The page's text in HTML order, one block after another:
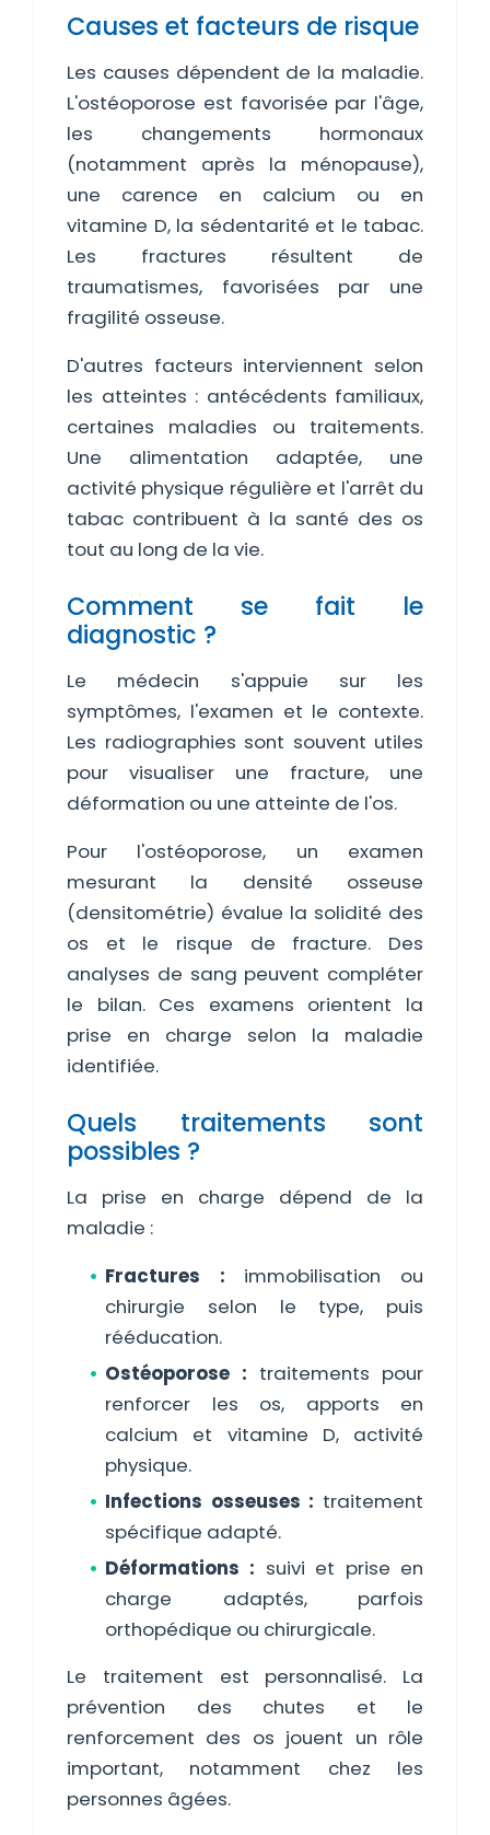
Causes et facteurs de risque
Les causes dépendent de la maladie.
L'ostéoporose est favorisée par l'âge,
les changements hormonaux
(notamment après la ménopause),
une carence en calcium ou en
vitamine D, la sédentarité et le tabac.
Les fractures résultent de
traumatismes, favorisées par une
fragilité osseuse.
D'autres facteurs interviennent selon
les atteintes : antécédents familiaux,
certaines maladies ou traitements.
Une alimentation adaptée, une
activité physique régulière et l'arrêt du
tabac contribuent à la santé des os
tout au long de la vie.
Comment se fait le
diagnostic ?
Le médecin s'appuie sur les
symptômes, l'examen et le contexte.
Les radiographies sont souvent utiles
pour visualiser une fracture, une
déformation ou une atteinte de l'os.
Pour l'ostéoporose, un examen
mesurant la densité osseuse
(densitométrie) évalue la solidité des
os et le risque de fracture. Des
analyses de sang peuvent compléter
le bilan. Ces examens orientent la
prise en charge selon la maladie
identifiée.
Quels traitements sont
possibles ?
La prise en charge dépend de la
maladie :
Fractures : immobilisation ou
chirurgie selon le type, puis
rééducation.
Ostéoporose : traitements pour
renforcer les os, apports en
calcium et vitamine D, activité
physique.
Infections osseuses : traitement
spécifique adapté.
Déformations : suivi et prise en
charge adaptés, parfois
orthopédique ou chirurgicale.
Le traitement est personnalisé. La
prévention des chutes et le
renforcement des os jouent un rôle
important, notamment chez les
personnes âgées.